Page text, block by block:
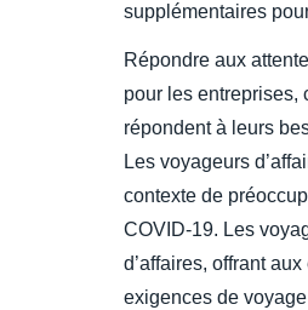
supplémentaires
Répondre aux
pour les entreprises,
répondent à leurs
Les voyageurs
contexte de
COVID-19. Les
d’affaires, offrant
exigences de